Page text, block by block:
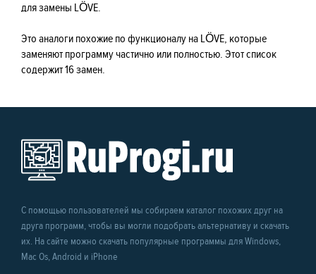
для замены LÖVE.
Это аналоги похожие по функционалу на LÖVE, которые
заменяют программу частично или полностью. Этот список
содержит 16 замен.
С помощью пользователей мы собираем каталог похожих друг на
друга программ, чтобы вы могли подобрать альтернативу и скачать
их. На сайте можно скачать популярные программы для Windows,
Mac Os, Android и iPhone